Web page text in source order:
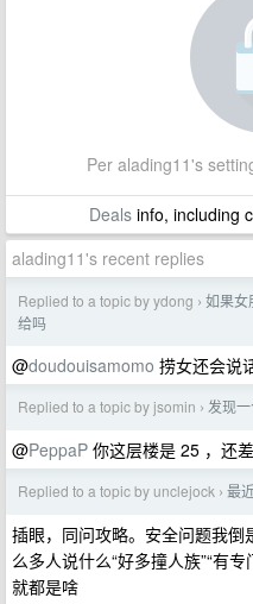
Per alading11's
Dealsinfo, including
alading11's recent replies
Replied to a topic by ydong › 如果女
给吗
@doudouisamomo 捞女还会说
Replied to a topic by jsomin › 发现
@PeppaP 你这层楼是 25 ，还
Replied to a topic by unclejock › 最
插眼，同问攻略。安全问题我
么多人说什么“好多撞人族”“有
就都是啥